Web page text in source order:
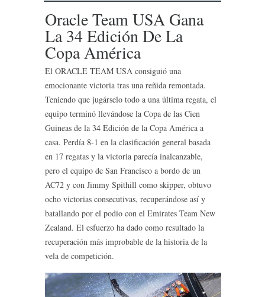
Oracle Team USA Gana
La 34 Edición De La
Copa América
El ORACLE TEAM USA consiguió una
emocionante victoria tras una reñida remontada.
Teniendo que jugárselo todo a una última regata, el
equipo terminó llevándose la Copa de las Cien
Guineas de la 34 Edición de la Copa América a
casa. Perdía 8-1 en la clasificación general basada
en 17 regatas y la victoria parecía inalcanzable,
pero el equipo de San Francisco a bordo de un
AC72 y con Jimmy Spithill como skipper, obtuvo
ocho victorias consecutivas, recuperándose así y
batallando por el podio con el Emirates Team New
Zealand. El esfuerzo ha dado como resultado la
recuperación más improbable de la historia de la
vela de competición.